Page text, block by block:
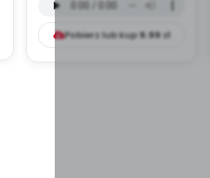
mp3)
Pobierz lub kup9.99zł